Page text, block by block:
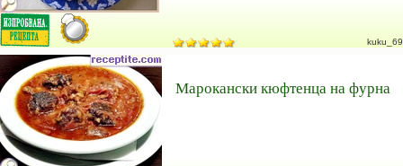
kuku_69
Марокански кюфтенца на фурна